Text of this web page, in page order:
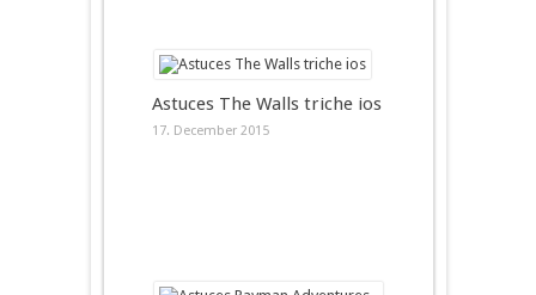
Astuces The Walls triche ios
17. December 2015